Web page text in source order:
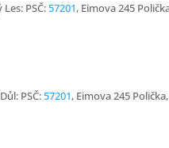
PSČ:57201, Eimova 245
PSČ:57201, Eimova 245